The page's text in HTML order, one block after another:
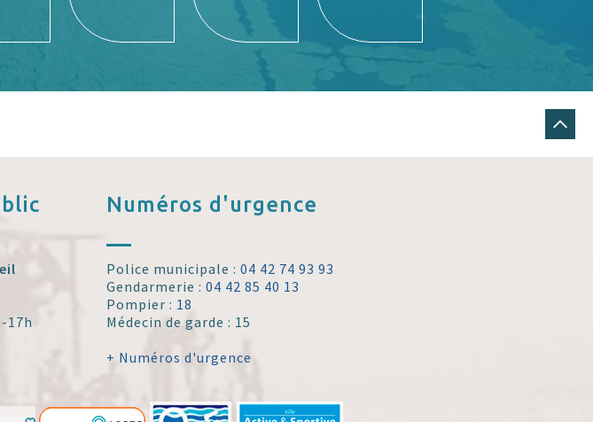
17h
Numéros d'urgence
Police municipale :04 42 74 93 93
Gendarmerie :04 42 85 40 13
Pompier : 18
Médecin de garde : 15
+ Numéros d'urgence